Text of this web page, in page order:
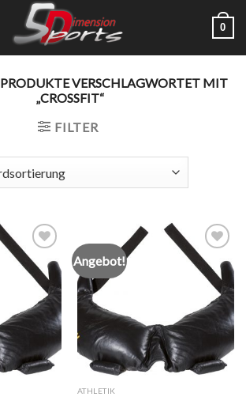
0
PRODUKTE VERSCHLAGWORTET MIT
„CROSSFIT“
FILTER
Add to
wishlist
Angebot!
Add to
wishlist
ATHLETIK